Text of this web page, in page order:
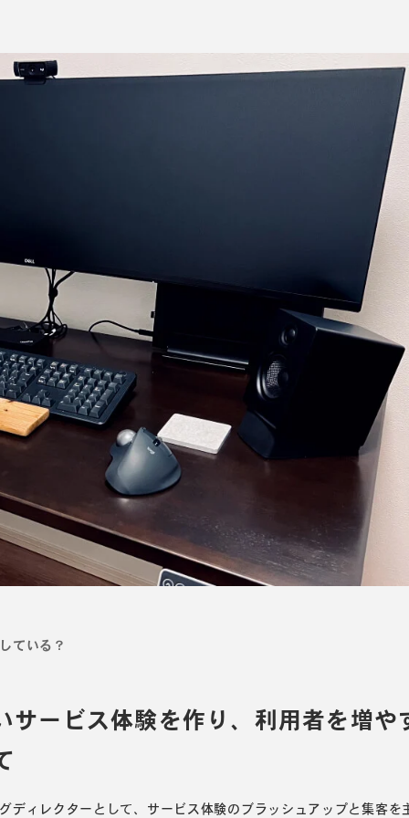
ている？
サービス体験を作り、利用者を増や
ディレクターとして、サービス体験のブラッシュアップと集客を